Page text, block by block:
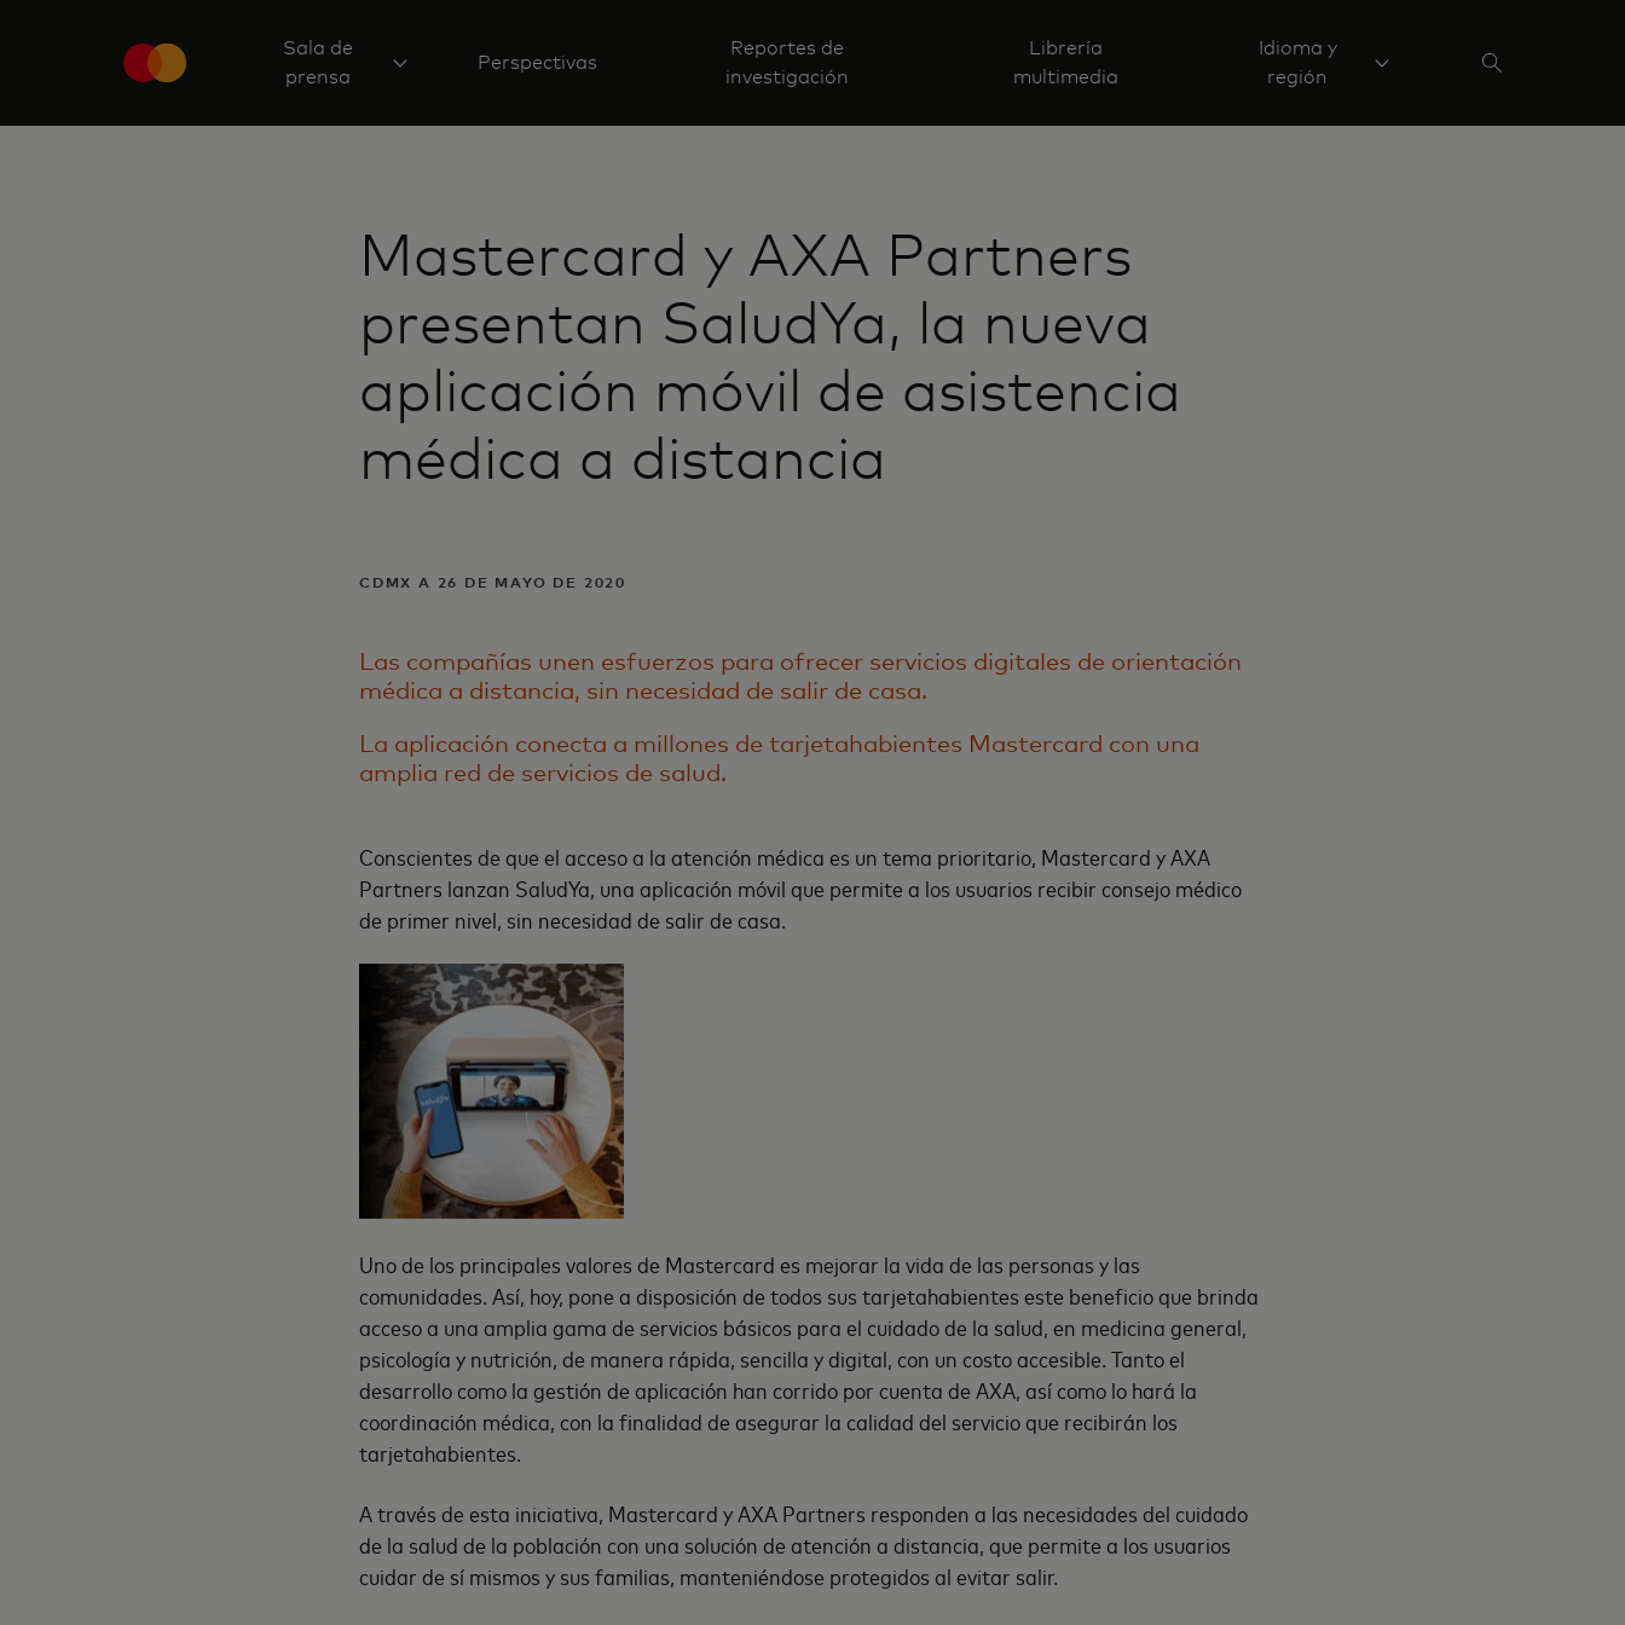
Sala de
prensa
Perspectivas
Reportes de
investigación
Librería
multimedia
Idioma y
región
Mastercard y AXA Partners
presentan SaludYa, la nueva
aplicación móvil de asistencia
médica a distancia
CDMX A 26 DE MAYO DE 2020
Las compañías unen esfuerzos para ofrecer servicios digitales de orientación
médica a distancia, sin necesidad de salir de casa.
La aplicación conecta a millones de tarjetahabientes Mastercard con una
amplia red de servicios de salud.
Conscientes de que el acceso a la atención médica es un tema prioritario, Mastercard y AXA
Partners lanzan SaludYa, una aplicación móvil que permite a los usuarios recibir consejo médico
de primer nivel, sin necesidad de salir de casa.
Uno de los principales valores de Mastercard es mejorar la vida de las personas y las
comunidades. Así, hoy, pone a disposición de todos sus tarjetahabientes este beneficio que brinda
acceso a una amplia gama de servicios básicos para el cuidado de la salud, en medicina general,
psicología y nutrición, de manera rápida, sencilla y digital, con un costo accesible. Tanto el
desarrollo como la gestión de aplicación han corrido por cuenta de AXA, así como lo hará la
coordinación médica, con la finalidad de asegurar la calidad del servicio que recibirán los
tarjetahabientes.
A través de esta iniciativa, Mastercard y AXA Partners responden a las necesidades del cuidado
de la salud de la población con una solución de atención a distancia, que permite a los usuarios
cuidar de sí mismos y sus familias, manteniéndose protegidos al evitar salir.